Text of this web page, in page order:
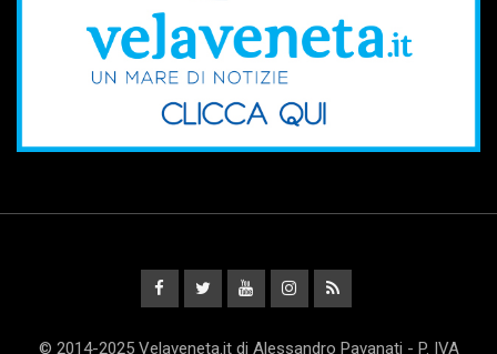
© 2014-2025 Velaveneta.it di Alessandro Pavanati - P. IVA